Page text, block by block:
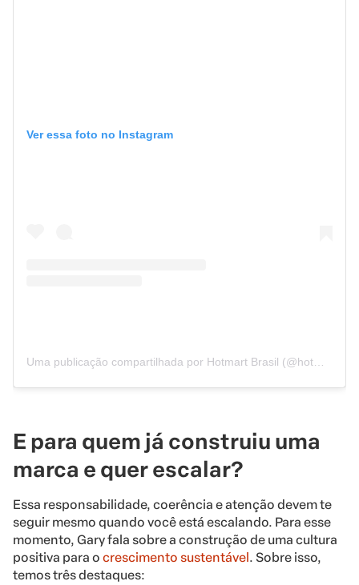
Ver essa foto no Instagram
Uma publicação compartilhada por Hotmart Brasil (@hotmart)
E para quem já construiu uma
marca e quer escalar?
Essa responsabilidade, coerência e atenção devem te
seguir mesmo quando você está escalando. Para esse
momento, Gary fala sobre a construção de uma cultura
positiva para o crescimento sustentável . Sobre isso,
temos três destaques: